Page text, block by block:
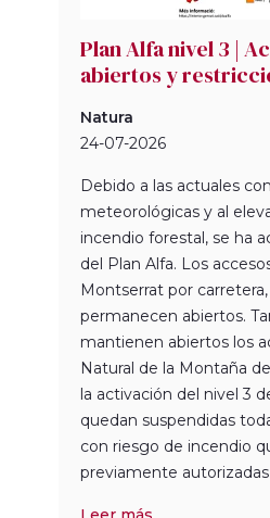
Plan Alfa nivel 3 |
abiertos y
Natura
24-07-2026
Debido a las actuales
meteorológicas y al
incendio forestal, se ha
del Plan Alfa. Los
Montserrat por
permanecen abiertos.
mantienen abiertos los
Natural de la Montaña
la activación del nivel 3
quedan suspendidas
con riesgo de incendio
previamente